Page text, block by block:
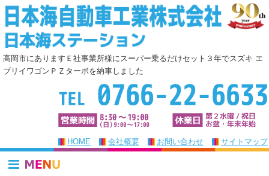
高岡市にありますＥ社事業所様にスーパー乗るだけセット３年でスズキ エ
ブリイワゴンＰＺターボを納車しました
HOME 会社概要 お問い合わせ サイトマップ